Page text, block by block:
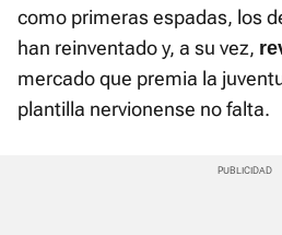
como primeras espadas, los
han reinventado y, a su vez,
mercado que premia la
plantilla nervionense no falta.